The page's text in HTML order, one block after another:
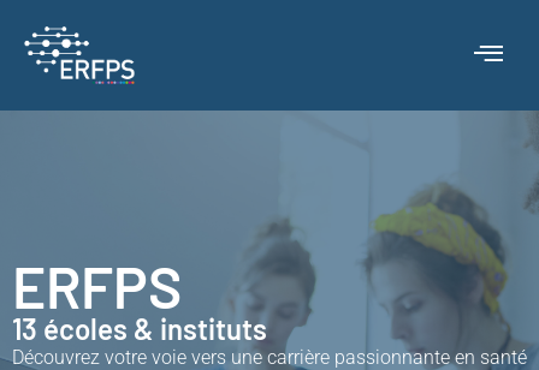
ERFPS
13 écoles & instituts
Découvrez votre voie vers une carrière passionnante en santé